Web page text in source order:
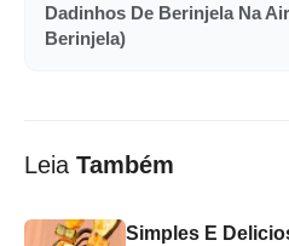
Dadinhos De Berinjela Na
Berinjela)
Leia Também
Simples E